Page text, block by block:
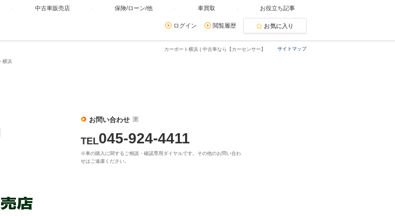
中古車販売店 保険/ローン/他 車買取 お役立ち記事
ログイン 閲覧履歴 お気に入り
サイトマップ
カーポート横浜 | 中古車なら【カーセンサー】
横浜
お問い合わせ
TEL045-924-4411
※車の購入に関するご相談・確認専用ダイヤルです。その他のお問い合わ
せはご遠慮ください。